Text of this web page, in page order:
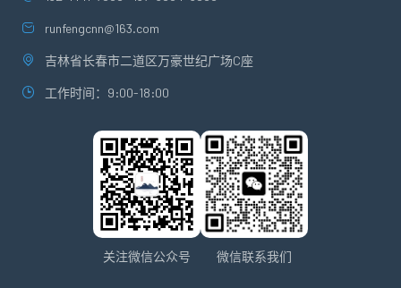
runfengcnn@163.com
吉林省长春市二道区万豪世纪广场C座
工作时间：9:00-18:00
关注微信公众号 微信联系我们